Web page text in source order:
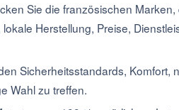
Sie die französischen
Herstellung, Preise,
Sicherheitsstandards, Komfort,
Wahl zu treffen.